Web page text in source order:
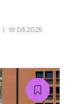
18.08.2025